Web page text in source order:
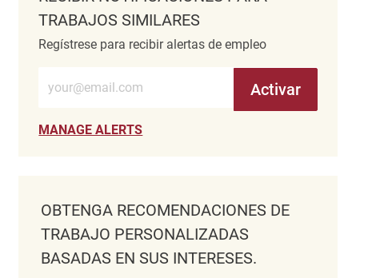
TRABAJOS SIMILARES
Regístrese para recibir alertas de empleo
Introduzca la dirección de correo electrónico (obligatorio)
Activar
MANAGE ALERTS
OBTENGA RECOMENDACIONES DE
TRABAJO PERSONALIZADAS
BASADAS EN SUS INTERESES.